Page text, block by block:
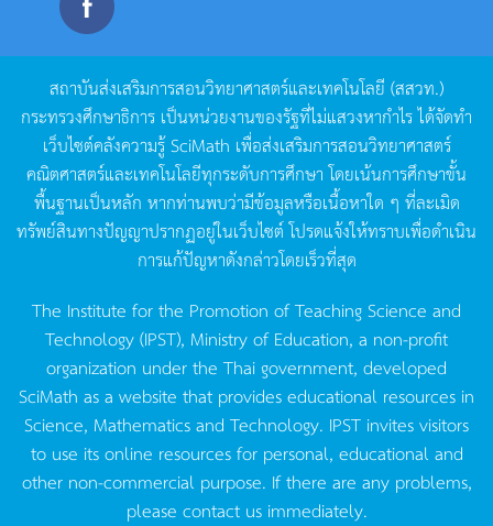
สถาบันส่งเสริมการสอนวิทยาศาสตร์และเทคโนโลยี (สสวท.)
กระทรวงศึกษาธิการ เป็นหน่วยงานของรัฐที่ไม่แสวงหากำไรได้จัดทำ
เว็บไซต์คลังความรู้SciMath เพื่อส่งเสริมการสอนวิทยาศาสตร์
คณิตศาสตร์และเทคโนโลยีทุกระดับการศึกษา โดยเน้นการศึกษาขั้น
พื้นฐานเป็นหลัก หากท่านพบว่ามีข้อมูลหรือเนื้อหาใด ๆ ที่ละเมิด
ทรัพย์สินทางปัญญาปรากฏอยู่ในเว็บไซต์โปรดแจ้งให้ทราบเพื่อดำเนิน
การแก้ปัญหาดังกล่าวโดยเร็วที่สุด
The Institute for the Promotion of Teaching Science and
Technology (IPST), Ministry of Education, a non-profit
organization under the Thai government, developed
SciMath as a website that provides educational resources in
Science, Mathematics and Technology. IPST invites visitors
to use its online resources for personal, educational and
other non-commercial purpose. If there are any problems,
please contact us immediately.